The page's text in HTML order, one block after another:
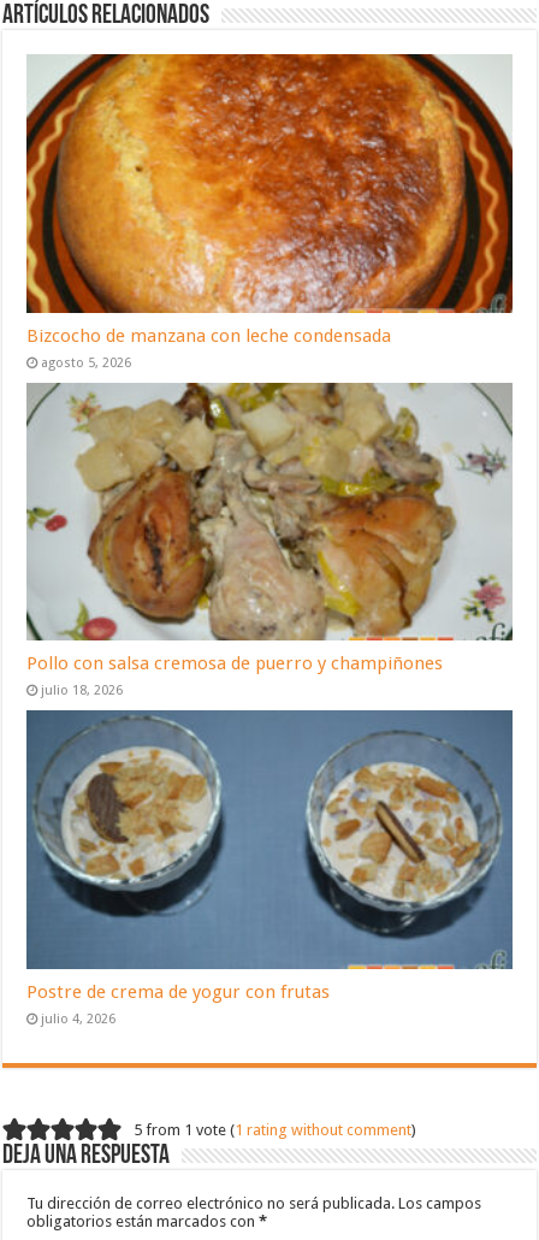
Artículos relacionados
Bizcocho de manzana con leche condensada
agosto 5, 2026
Pollo con salsa cremosa de puerro y champiñones
julio 18, 2026
Postre de crema de yogur con frutas
julio 4, 2026
5 from 1 vote (1 rating without comment)
Deja una respuesta
Tu dirección de correo electrónico no será publicada. Los campos
obligatorios están marcados con*